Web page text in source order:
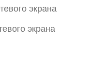
экрана
экрана